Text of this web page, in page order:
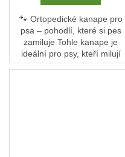
🐾 Ortopedické kanape pro
psa – pohodlí, které si pes
zamiluje Tohle kanape je
ideální pro psy, kteří milují
pohodlí a oporu. Není to jen